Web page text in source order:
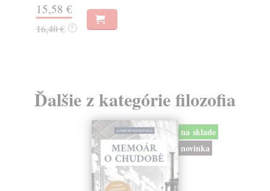
15,58 €
16,40 € ?
Ďalšie z kategórie filozofia
na sklade
novinka